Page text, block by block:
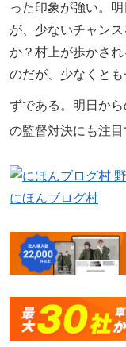
った印象が強い。
が、少ないチャン
か？村上が歩かさ
のだが、少なくと
ずである。明日か
の監督対決にも注目
にほんブログ村